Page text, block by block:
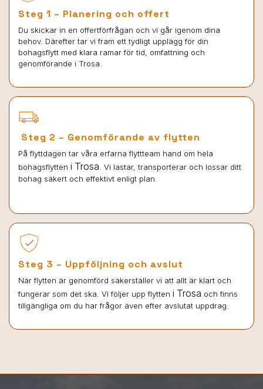
Steg 1 – Planering och offert
Du skickar in en offertförfrågan och vi går igenom dina
behov. Därefter tar vi fram ett tydligt upplägg för din
bohagsflytt med klara ramar för tid, omfattning och
genomförande i Trosa.
Steg 2 – Genomförande av flytten
På flyttdagen tar våra erfarna flyttteam hand om hela
bohagsflytten i Trosa . Vi lastar, transporterar och lossar ditt
bohag säkert och effektivt enligt plan.
Steg 3 – Uppföljning och avslut
När flytten är genomförd säkerställer vi att allt är klart och
fungerar som det ska. Vi följer upp flytten i Trosa och finns
tillgängliga om du har frågor även efter avslutat uppdrag.